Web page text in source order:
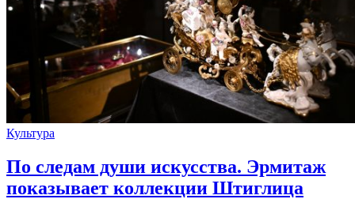
Культура
По следам души искусства. Эрмитаж
показывает коллекции Штиглица